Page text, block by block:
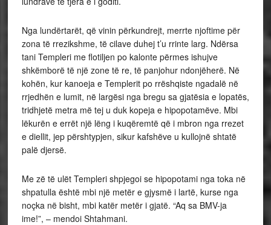
Nga lundërtarët, që vinin përkundrejt, merrte njoftime për
zona të rrezikshme, të cilave duhej t’u rrinte larg. Ndërsa
tani Templeri me flotiljen po kalonte përmes ishujve
shkëmborë të një zone të re, të panjohur ndonjëherë. Në
kohën, kur kanoeja e Templerit po rrëshqiste ngadalë në
rrjedhën e lumit, në largësi nga bregu sa gjatësia e lopatës,
tridhjetë metra më tej u duk kopeja e hipopotamëve. Mbi
lëkurën e errët një lëng i kuqëremtë që i mbron nga rrezet
e diellit, jep përshtypjen, sikur kafshëve u kullojnë shtatë
palë djersë.
Me zë të ulët Templeri shpjegoi se hipopotami nga toka në
shpatulla është mbi një metër e gjysmë i lartë, kurse nga
noçka në bisht, mbi katër metër i gjatë. “Aq sa BMV-ja
ime!”, – mendoi Shtahmani.